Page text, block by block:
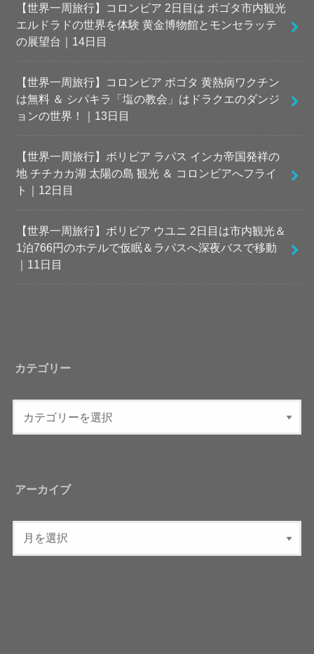
【世界一周旅行】コロンビア 2日目は ボゴタ市内観光
エルドラドの世界を体験 黄金博物館とモンセラッテ
の展望台｜14日目
【世界一周旅行】コロンビア ボゴタ 黄熱病ワクチン
は無料 ＆ シパキラ「塩の教会」はドラクエのダンジ
ョンの世界！｜13日目
【世界一周旅行】ボリビア ラパス インカ帝国発祥の
地 チチカカ湖 太陽の島 観光 ＆ コロンビアへフライ
ト｜12日目
【世界一周旅行】ボリビア ウユニ 2日目は市内観光＆
1泊766円のホテルで仮眠＆ラパスへ深夜バスで移動
｜11日目
カテゴリー
アーカイブ